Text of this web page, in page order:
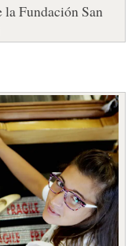
Fundación San